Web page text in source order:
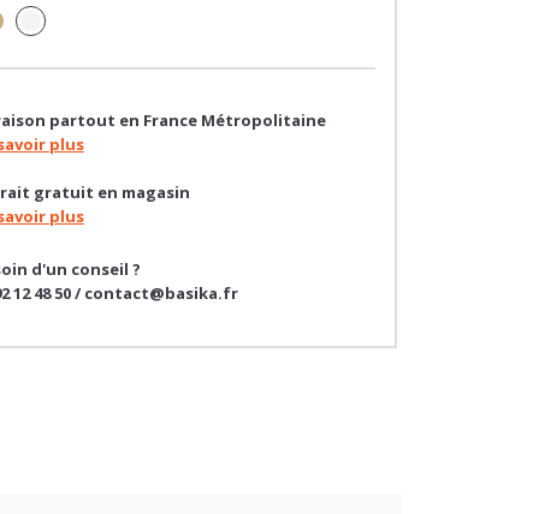
partout en France Métropolitaine
plus
gratuit en magasin
plus
d'un conseil ?
12 48 50 / contact@basika.fr